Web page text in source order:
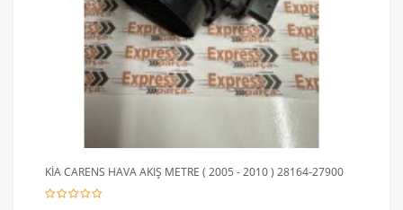
KİA CARENS HAVA AKIŞ METRE ( 2005 - 2010 ) 28164-27900